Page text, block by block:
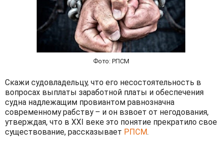
Фото: РПСМ
Скажи судовладельцу, что его несостоятельность в
вопросах выплаты заработной платы и обеспечения
судна надлежащим провиантом равнозначна
современному рабству – и он взвоет от негодования,
утверждая, что в XXI веке это понятие прекратило свое
существование, рассказывает РПСМ.